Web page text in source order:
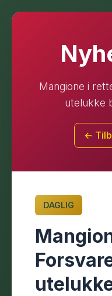
Mangione i
utelukke
←
DAGLIG